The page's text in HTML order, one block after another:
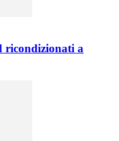
ricondizionati a